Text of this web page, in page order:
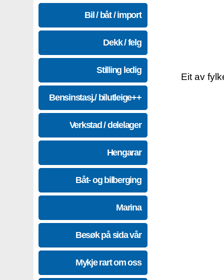
Bil / båt / import
Dekk / felg
Stilling ledig
Bensinstasj./ bilutleige++
Verkstad / delelager
Hengarar
Båt- og bilberging
Marina
Besøk på sida vår
Mykje rart om oss
Eit av